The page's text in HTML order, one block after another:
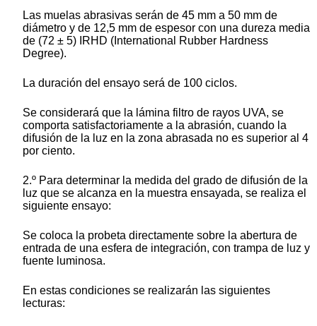
Las muelas abrasivas serán de 45 mm a 50 mm de
diámetro y de 12,5 mm de espesor con una dureza media
de (72 ± 5) IRHD (International Rubber Hardness
Degree).
La duración del ensayo será de 100 ciclos.
Se considerará que la lámina filtro de rayos UVA, se
comporta satisfactoriamente a la abrasión, cuando la
difusión de la luz en la zona abrasada no es superior al 4
por ciento.
2.º Para determinar la medida del grado de difusión de la
luz que se alcanza en la muestra ensayada, se realiza el
siguiente ensayo:
Se coloca la probeta directamente sobre la abertura de
entrada de una esfera de integración, con trampa de luz y
fuente luminosa.
En estas condiciones se realizarán las siguientes
lecturas: